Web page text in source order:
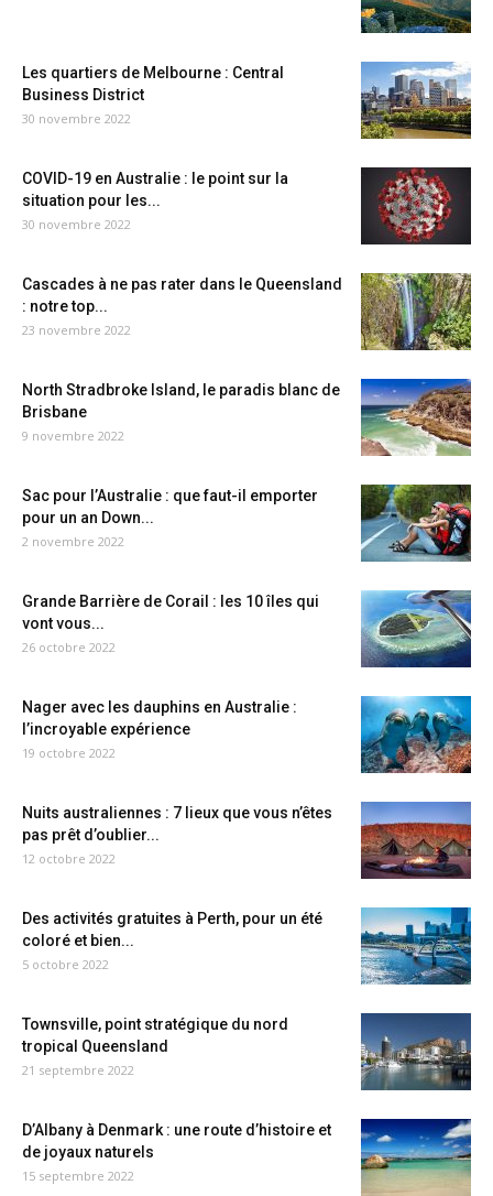
Les quartiers de Melbourne : Central
Business District
30 novembre 2022
COVID-19 en Australie : le point sur la
situation pour les...
30 novembre 2022
Cascades à ne pas rater dans le Queensland
: notre top...
23 novembre 2022
North Stradbroke Island, le paradis blanc de
Brisbane
9 novembre 2022
Sac pour l’Australie : que faut-il emporter
pour un an Down...
2 novembre 2022
Grande Barrière de Corail : les 10 îles qui
vont vous...
26 octobre 2022
Nager avec les dauphins en Australie :
l’incroyable expérience
19 octobre 2022
Nuits australiennes : 7 lieux que vous n’êtes
pas prêt d’oublier...
12 octobre 2022
Des activités gratuites à Perth, pour un été
coloré et bien...
5 octobre 2022
Townsville, point stratégique du nord
tropical Queensland
21 septembre 2022
D’Albany à Denmark : une route d’histoire et
de joyaux naturels
15 septembre 2022